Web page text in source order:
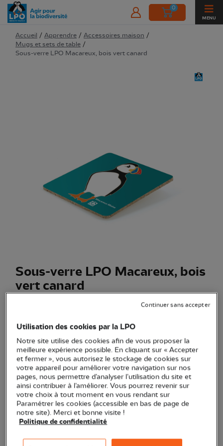
0
MENU
Accueil / Apprendre / Accessoires maison /
Mugs et sets de table /
Sous-verre LPO Macareux, bois vert canard
Sous-verre LPO Macareux, bois
vert canard
pour protéger vos surfaces et montrer votre engagement
environnemental. Voir plus
Quantité
En stock
Utilisation des cookies par la LPO
Notre site utilise des cookies afin de vous proposer la
meilleure expérience possible. En cliquant sur « Accepter
et fermer », vous autorisez le stockage de cookies sur
votre appareil pour améliorer votre navigation sur nos
pages, nous permettre d’analyser l’utilisation du site et
ainsi contribuer à l’améliorer. Vous pourrez revenir sur
votre choix à tout moment en vous rendant sur
Paramétrer les cookies (accessible en bas de page de
notre site). Merci et bonne visite !
Politique de confidentialité
Continuer sans accepter